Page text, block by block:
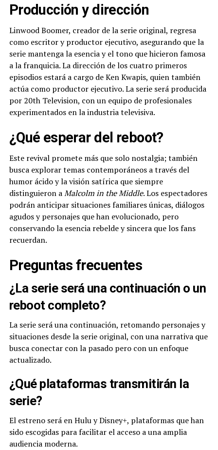
Producción y dirección
Linwood Boomer, creador de la serie original, regresa
como escritor y productor ejecutivo, asegurando que la
serie mantenga la esencia y el tono que hicieron famosa
a la franquicia. La dirección de los cuatro primeros
episodios estará a cargo de Ken Kwapis, quien también
actúa como productor ejecutivo. La serie será producida
por 20th Television, con un equipo de profesionales
experimentados en la industria televisiva.
¿Qué esperar del reboot?
Este revival promete más que solo nostalgia; también
busca explorar temas contemporáneos a través del
humor ácido y la visión satírica que siempre
distinguieron aMalcolm in the Middle. Los espectadores
podrán anticipar situaciones familiares únicas, diálogos
agudos y personajes que han evolucionado, pero
conservando la esencia rebelde y sincera que los fans
recuerdan.
Preguntas frecuentes
¿La serie será una continuación o un
reboot completo?
La serie será una continuación, retomando personajes y
situaciones desde la serie original, con una narrativa que
busca conectar con la pasado pero con un enfoque
actualizado.
¿Qué plataformas transmitirán la
serie?
El estreno será en Hulu y Disney+, plataformas que han
sido escogidas para facilitar el acceso a una amplia
audiencia moderna.